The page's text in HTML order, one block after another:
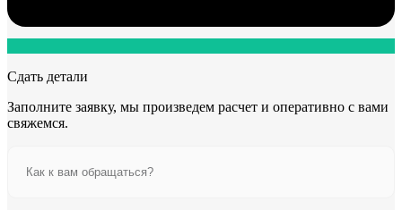
Сдать детали
Заполните заявку, мы произведем расчет и оперативно с вами
свяжемся.